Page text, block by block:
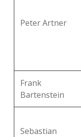
Peter Artner
Frank
Bartenstein
Sebastian